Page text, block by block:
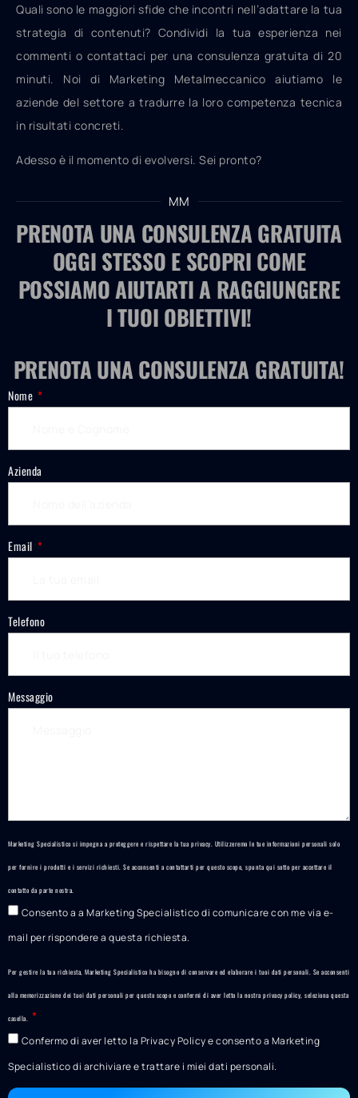
Quali sono le maggiori sfide che incontri nell’adattare la tua
strategia di contenuti? Condividi la tua esperienza nei
commenti o contattaci per una consulenza gratuita di 20
minuti. Noi di Marketing Metalmeccanico aiutiamo le
aziende del settore a tradurre la loro competenza tecnica
in risultati concreti.
Adesso è il momento di evolversi. Sei pronto?
MM
PRENOTA UNA CONSULENZA GRATUITA
OGGI STESSO E SCOPRI COME
POSSIAMO AIUTARTI A RAGGIUNGERE
I TUOI OBIETTIVI!
PRENOTA UNA CONSULENZA GRATUITA!
Nome
Azienda
Email
Telefono
Messaggio
Marketing Specialistico si impegna a proteggere e rispettare la tua privacy. Utilizzeremo le tue informazioni personali solo
per fornire i prodotti e i servizi richiesti. Se acconsenti a contattarti per questo scopo, spunta qui sotto per accettare il
contatto da parte nostra.
Consento a a Marketing Specialistico di comunicare con me via e-
mail per rispondere a questa richiesta.
Per gestire la tua richiesta, Marketing Specialistico ha bisogno di conservare ed elaborare i tuoi dati personali. Se acconsenti
alla memorizzazione dei tuoi dati personali per questo scopo e confermi di aver letto la nostra privacy policy , seleziona questa
casella.
Confermo di aver letto la Privacy Policy e consento a Marketing
Specialistico di archiviare e trattare i miei dati personali.